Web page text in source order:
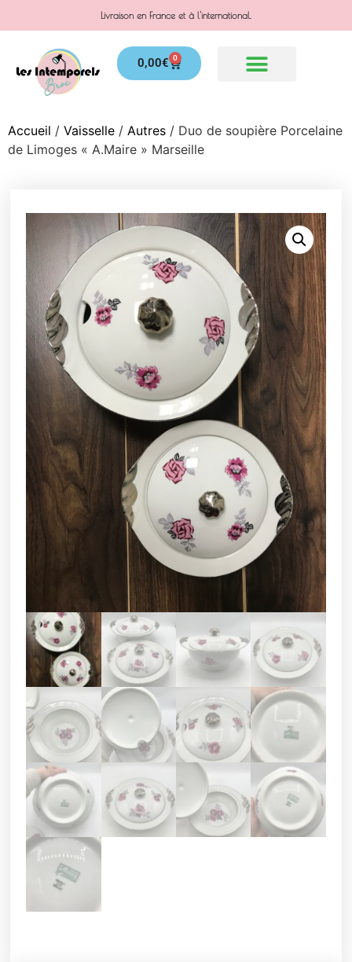
Livraison en France et à l'international.
0,00€ 0
Accueil / Vaisselle / Autres / Duo de soupière Porcelaine
de Limoges « A.Maire » Marseille